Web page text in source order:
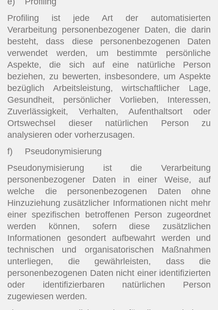
Profiling ist jede Art der automatisierten
Verarbeitung personenbezogener Daten, die darin
besteht, dass diese personenbezogenen Daten
verwendet werden, um bestimmte persönliche
Aspekte, die sich auf eine natürliche Person
beziehen, zu bewerten, insbesondere, um Aspekte
bezüglich Arbeitsleistung, wirtschaftlicher Lage,
Gesundheit, persönlicher Vorlieben, Interessen,
Zuverlässigkeit, Verhalten, Aufenthaltsort oder
Ortswechsel dieser natürlichen Person zu
analysieren oder vorherzusagen.
f) Pseudonymisierung
Pseudonymisierung ist die Verarbeitung
personenbezogener Daten in einer Weise, auf
welche die personenbezogenen Daten ohne
Hinzuziehung zusätzlicher Informationen nicht mehr
einer spezifischen betroffenen Person zugeordnet
werden können, sofern diese zusätzlichen
Informationen gesondert aufbewahrt werden und
technischen und organisatorischen Maßnahmen
unterliegen, die gewährleisten, dass die
personenbezogenen Daten nicht einer identifizierten
oder identifizierbaren natürlichen Person
zugewiesen werden.